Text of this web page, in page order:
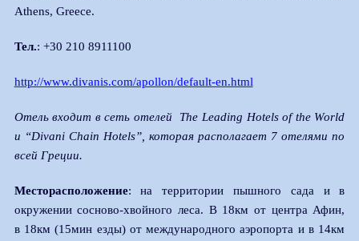
Athens, Greece.
Тел.: +30 210 8911100
http://www.divanis.com/apollon/default-en.html
Отель входит в сеть отелей The Leading Hotels of the World
и “Divani Chain Hotels”, которая располагает 7 отелями по
всей Греции.
Месторасположение: на территории пышного сада и в
окружении сосново-хвойного леса. В 18км от центра Афин,
в 18км (15мин езды) от международного аэропорта и в 14км